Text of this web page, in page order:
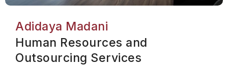
Adidaya Madani
Human Resources and
Outsourcing Services